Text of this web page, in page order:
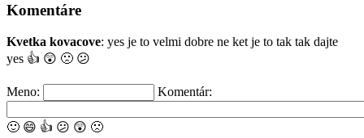
Komentáre
Kvetka kovacove: yes je to velmi dobre ne ket je to tak tak dajte
yes 👍 😲 🙁 😕
Meno: Komentár:
🙂 😄 👍 😕 😲 🙁